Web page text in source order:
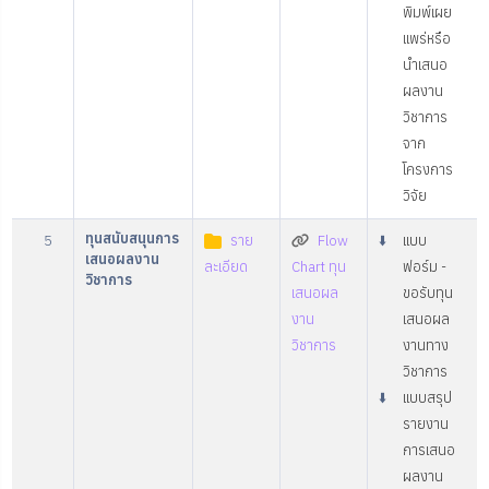
พิมพ์เผย
แพร่หรือ
นำเสนอ
ผลงาน
วิชาการ
จาก
โครงการ
วิจัย
5
ทุนสนับสนุนการ
เสนอผลงาน
วิชาการ
ราย
ละเอียด
Flow
Chart ทุน
เสนอผล
งาน
วิชาการ
⬇️
แบบ
ฟอร์ม -
ขอรับทุน
เสนอผล
งานทาง
วิชาการ
⬇️
แบบสรุป
รายงาน
การเสนอ
ผลงาน